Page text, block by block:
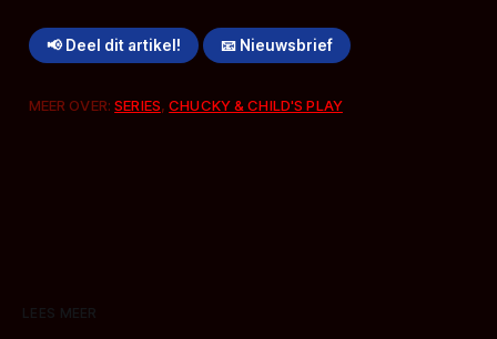
📢 Deel dit artikel! 📧 Nieuwsbrief
MEER OVER:SERIES,CHUCKY & CHILD'S PLAY
LEES MEER